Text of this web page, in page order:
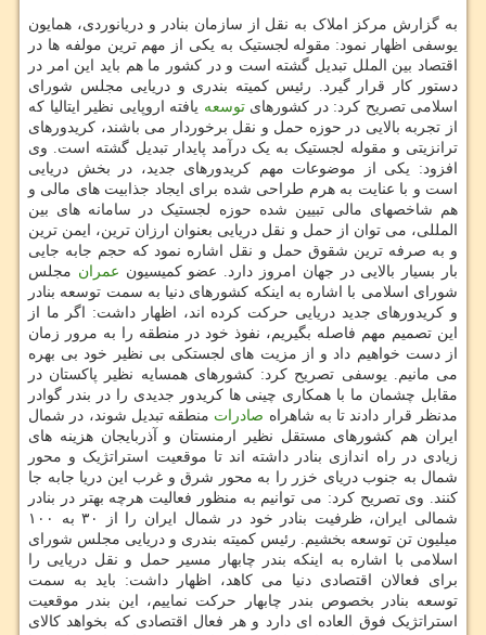
به گزارش مرکز املاک به نقل از سازمان بنادر و دریانوردی، همایون
یوسفی اظهار نمود: مقوله لجستیک به یکی از مهم ترین مولفه ها در
اقتصاد بین الملل تبدیل گشته است و در کشور ما هم باید این امر در
دستور کار قرار گیرد. رئیس کمیته بندری و دریایی مجلس شورای
اسلامی تصریح کرد: در کشورهایتوسعه یافته اروپایی نظیر ایتالیا که
از تجربه بالایی در حوزه حمل و نقل برخوردار می باشند، کریدورهای
ترانزیتی و مقوله لجستیک به یک درآمد پایدار تبدیل گشته است. وی
افزود: یکی از موضوعات مهم کریدورهای جدید، در بخش دریایی
است و با عنایت به هرم طراحی شده برای ایجاد جذابیت های مالی و
هم شاخصهای مالی تبیین شده حوزه لجستیک در سامانه های بین
المللی، می توان از حمل و نقل دریایی بعنوان ارزان ترین، ایمن ترین
و به صرفه ترین شقوق حمل و نقل اشاره نمود که حجم جابه جایی
بار بسیار بالایی در جهان امروز دارد. عضو کمیسیون عمران مجلس
شورای اسلامی با اشاره به اینکه کشورهای دنیا به سمت توسعه بنادر
و کریدورهای جدید دریایی حرکت کرده اند، اظهار داشت: اگر ما از
این تصمیم مهم فاصله بگیریم، نفوذ خود در منطقه را به مرور زمان
از دست خواهیم داد و از مزیت های لجستکی بی نظیر خود بی بهره
می مانیم. یوسفی تصریح کرد: کشورهای همسایه نظیر پاکستان در
مقابل چشمان ما با همکاری چینی ها کریدور جدیدی را در بندر گوادر
مدنظر قرار دادند تا به شاهراه صادرات منطقه تبدیل شوند، در شمال
ایران هم کشورهای مستقل نظیر ارمنستان و آذربایجان هزینه های
زیادی در راه اندازی بنادر داشته اند تا موقعیت استراتژیک و محور
شمال به جنوب دریای خزر را به محور شرق و غرب این دریا جابه جا
کنند. وی تصریح کرد: می توانیم به منظور فعالیت هرچه بهتر در بنادر
شمالی ایران، ظرفیت بنادر خود در شمال ایران را از ۳۰ به ۱۰۰
میلیون تن توسعه بخشیم. رئیس کمیته بندری و دریایی مجلس شورای
اسلامی با اشاره به اینکه بندر چابهار مسیر حمل و نقل دریایی را
برای فعالان اقتصادی دنیا می کاهد، اظهار داشت: باید به سمت
توسعه بنادر بخصوص بندر چابهار حرکت نماییم، این بندر موقعیت
استراتژیک فوق العاده ای دارد و هر فعال اقتصادی که بخواهد کالای